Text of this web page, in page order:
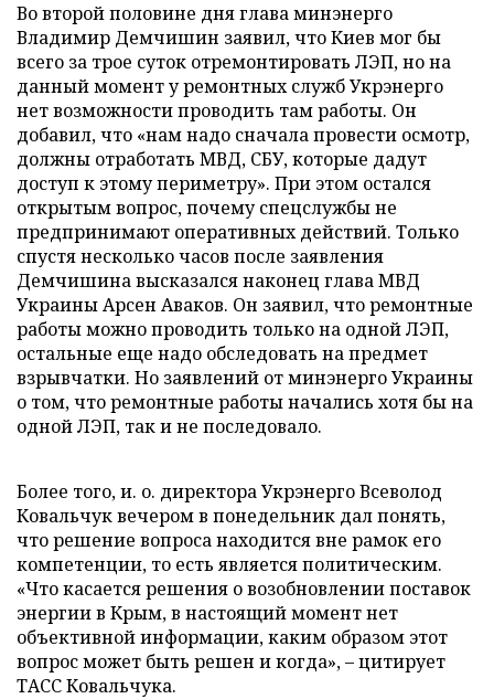
Во второй половине дня глава минэнерго
Владимир Демчишин заявил, что Киев мог бы
всего за трое суток отремонтировать ЛЭП, но на
данный момент у ремонтных служб Укрэнерго
нет возможности проводить там работы. Он
добавил, что «нам надо сначала провести осмотр,
должны отработать МВД, СБУ, которые дадут
доступ к этому периметру». При этом остался
открытым вопрос, почему спецслужбы не
предпринимают оперативных действий. Только
спустя несколько часов после заявления
Демчишина высказался наконец глава МВД
Украины Арсен Аваков. Он заявил, что ремонтные
работы можно проводить только на одной ЛЭП,
остальные еще надо обследовать на предмет
взрывчатки. Но заявлений от минэнерго Украины
о том, что ремонтные работы начались хотя бы на
одной ЛЭП, так и не последовало.
Более того, и. о. директора Укрэнерго Всеволод
Ковальчук вечером в понедельник дал понять,
что решение вопроса находится вне рамок его
компетенции, то есть является политическим.
«Что касается решения о возобновлении поставок
энергии в Крым, в настоящий момент нет
объективной информации, каким образом этот
вопрос может быть решен и когда», – цитирует
ТАСС Ковальчука.